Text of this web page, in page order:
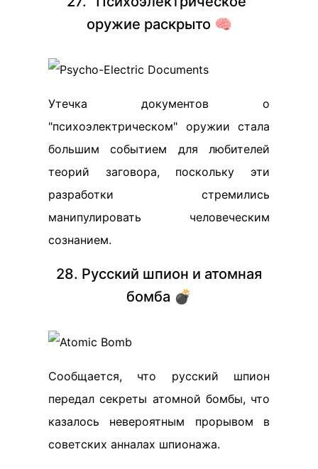
оружие раскрыто 🧠
Утечка документов о
"психоэлектрическом" оружии стала
большим событием для любителей
теорий заговора, поскольку эти
разработки стремились
манипулировать человеческим
сознанием.
28. Русский шпион и атомная
бомба 💣
Сообщается, что русский шпион
передал секреты атомной бомбы, что
казалось невероятным прорывом в
советских анналах шпионажа.